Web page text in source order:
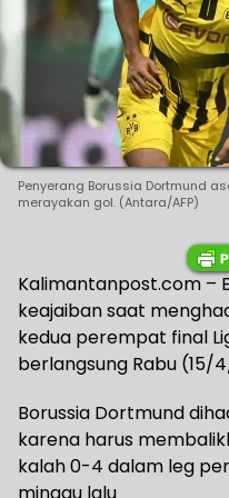
Penyerang Borussia Dortmund
merayakan gol. (Antara/AFP)
Kalimantanpost.com –
keajaiban saat
kedua perempat final
berlangsung Rabu (15/
Borussia Dortmund
karena harus
kalah 0-4 dalam leg
minggu lalu